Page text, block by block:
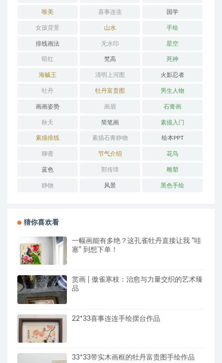
唯美 喜事连连 国学
女孩背景 山水 手绘
排线画法 无水印 星空
暗红 梵高 死神
海贼王 清明上河图 火影忍者
牡丹 牡丹富贵图 男生人物
画画姿势 画眉 石膏画
秋天 简笔画 素描入门
素描排线 素描石膏静物 绘本PPT
聊斋 节气介绍 花鸟
蓝色 郭传璋 雕塑
静物 风景 黑色手绘
猜你喜欢看
一幅画能有多绝？这孔雀牡丹直接让我 “哇
塞” 到想下单！
赏画 | 傲雀寒枝：治愈与力量交织的艺术臻
品
22*33喜事连连手绘摆台作品
33*33带实木画框的牡丹富贵图手绘作品